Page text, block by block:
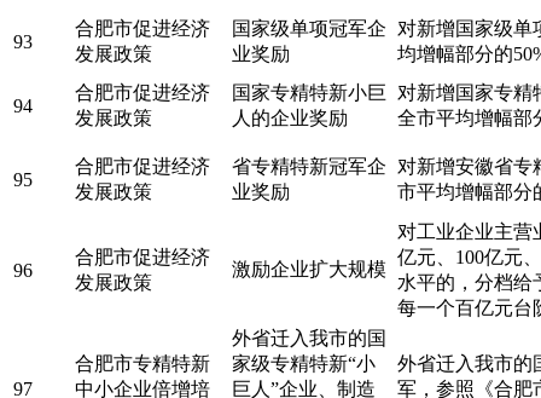
93
合肥市促进经济
发展政策
国家级单项冠军企
业奖励
对新增国家级单
均增幅部分的
94
合肥市促进经济
发展政策
国家专精特新小巨
人的企业奖励
对新增国家专精
全市平均增幅部
95
合肥市促进经济
发展政策
省专精特新冠军企
业奖励
对新增安徽省专
市平均增幅部分
96
合肥市促进经济
发展政策
激励企业扩大规模
对工业企业主营
亿元、100亿元
水平的，分档给
每一个百亿元台
97
合肥市专精特新
中小企业倍增培
外省迁入我市的国
家级专精特新“小
巨人”企业、制造
外省迁入我市的
军，参照《合肥